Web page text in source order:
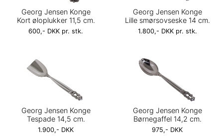
Georg Jensen Konge
Kort øloplukker 11,5 cm.
600,- DKK pr. stk.
Georg Jensen Konge
Lille smørsovseske 14 cm.
1.800,- DKK pr. stk.
Georg Jensen Konge
Tespade 14,5 cm.
1.900,- DKK
Georg Jensen Konge
Børnegaffel 14,2 cm.
975,- DKK